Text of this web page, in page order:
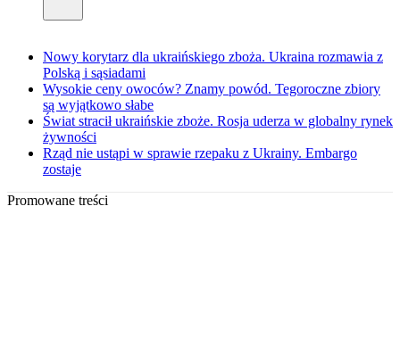
Nowy korytarz dla ukraińskiego zboża. Ukraina rozmawia z
Polską i sąsiadami
Wysokie ceny owoców? Znamy powód. Tegoroczne zbiory
są wyjątkowo słabe
Świat stracił ukraińskie zboże. Rosja uderza w globalny rynek
żywności
Rząd nie ustąpi w sprawie rzepaku z Ukrainy. Embargo
zostaje
Promowane treści